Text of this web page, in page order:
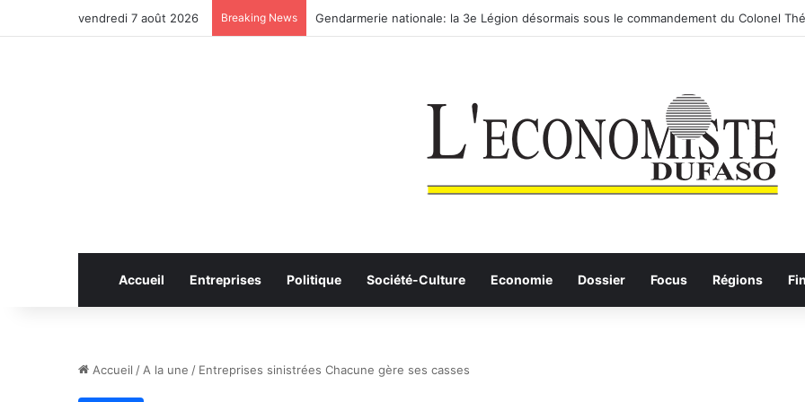
vendredi 7 août 2026 Breaking News Anhui: le pont routier-ferroviaire sur le Yangtsé de Ma’anshan entre dans la phase
Accueil Entreprises Politique Société-Culture Economie Dossier Focus Régions
Accueil / A la une / Entreprises sinistrées Chacune gère ses casses